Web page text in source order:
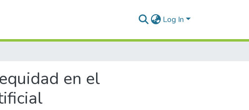
Log In
en el